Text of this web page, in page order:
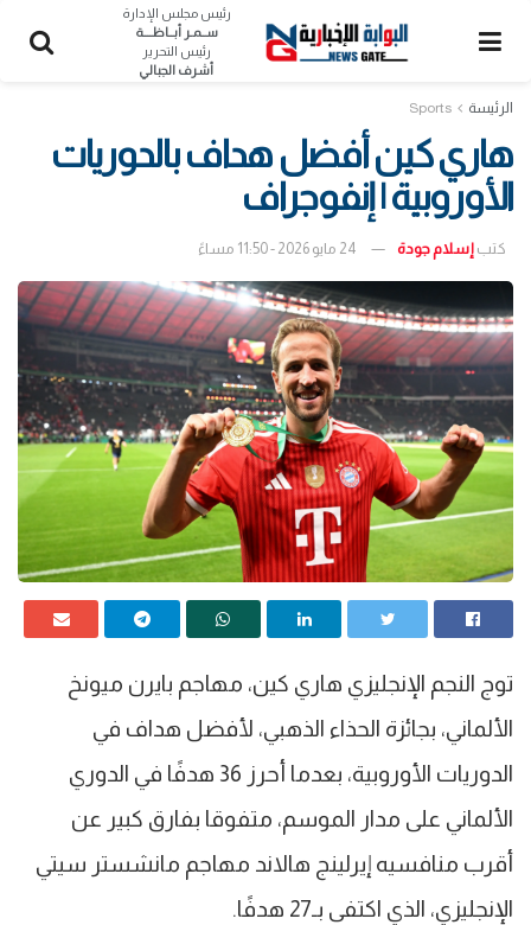
رئيس مجلس الإدارة
ســمـر أبــاظــــة
رئيس التحرير
أشرف الجبالي
الرئيسة Sports
هاري كين أفضل هداف بالدوريات
الأوروبية | إنفوجراف
كتب إسلام جودة 24 مايو 2026 - 11:50 مساءً
توج النجم الإنجليزي هاري كين، مهاجم بايرن ميونخ
الألماني، بجائزة الحذاء الذهبي، لأفضل هداف في
الدوريات الأوروبية، بعدما أحرز 36 هدفًا في الدوري
الألماني على مدار الموسم، متفوقا بفارق كبير عن
أقرب منافسيه إيرلينج هالاند مهاجم مانشستر سيتي
الإنجليزي، الذي اكتفى بـ27 هدفًا.